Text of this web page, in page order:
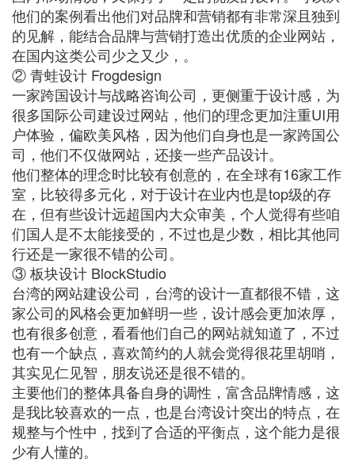
他们的案例看出他们对品牌和营销都有非常深且独到
的见解，能结合品牌与营销打造出优质的企业网站，
在国内这类公司少之又少，。
② 青蛙设计 Frogdesign
一家跨国设计与战略咨询公司，更侧重于设计感，为
很多国际公司建设过网站，他们的理念更加注重UI用
户体验，偏欧美风格，因为他们自身也是一家跨国公
司，他们不仅做网站，还接一些产品设计。
他们整体的理念时比较有创意的，在全球有16家工作
室，比较得多元化，对于设计在业内也是top级的存
在，但有些设计远超国内大众审美，个人觉得有些咱
们国人是不太能接受的，不过也是少数，相比其他同
行还是一家很不错的公司。
③ 板块设计 BlockStudio
台湾的网站建设公司，台湾的设计一直都很不错，这
家公司的风格会更加鲜明一些，设计感会更加浓厚，
也有很多创意，看看他们自己的网站就知道了，不过
也有一个缺点，喜欢简约的人就会觉得很花里胡哨，
其实见仁见智，朋友说还是很不错的。
主要他们的整体具备自身的调性，富含品牌情感，这
是我比较喜欢的一点，也是台湾设计突出的特点，在
规整与个性中，找到了合适的平衡点，这个能力是很
少有人懂的。